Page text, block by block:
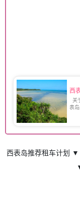
西
关
表
西表岛推荐租车计划